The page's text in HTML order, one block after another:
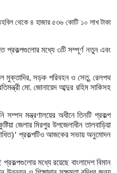
থেকে ৪ হাজার ৫৩৬ কোটি ১০ লাখ টাকা
প্রকল্পগুলোর মধ্যে ৩টি সম্পূর্ণ নতুন এবং
মুক্তাদির, সড়ক পরিবহন ও সেতু, রেলপথ
মো. জোনায়েদ আব্দুর রহিম সাকিসহ
সম্পদ মন্ত্রণালয়ের অধীনে তিনটি প্রকল্প
জেলার মিরপুর উপজেলাধীন তালবাড়িয়া
প্রকল্পটিও আজকের সভায় অনুমোদন
মধ্যে রয়েছে বাংলাদেশ বিমান